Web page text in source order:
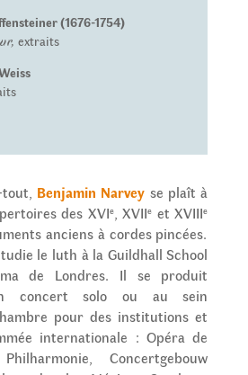
(1676-1754)
extraits
Benjamin Narvey se plaît à
des XVIe, XVIIe et XVIIIe
anciens à cordes pincées.
le luth à la Guildhall School
de Londres. Il se produit
concert solo ou au sein
pour des institutions et
internationale : Opéra de
Concertgebouw